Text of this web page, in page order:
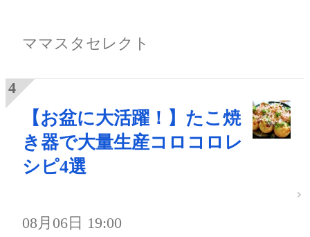
ママスタセレクト
【お盆に大活躍！】たこ焼
き器で大量生産コロコロレ
シピ4選
08月06日 19:00